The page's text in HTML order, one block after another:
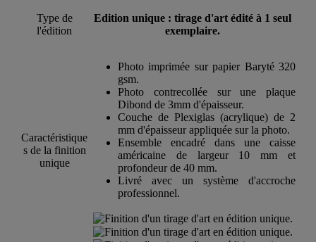
Type de
l'édition
Edition unique : tirage d'art édité à 1 seul
exemplaire.
Caractéristique
s de la finition
unique
Photo imprimée sur papier Baryté 320
gsm.
Photo contrecollée sur une plaque
Dibond de 3mm d'épaisseur.
Couche de Plexiglas (acrylique) de 2
mm d'épaisseur appliquée sur la photo.
Ensemble encadré dans une caisse
américaine de largeur 10 mm et
profondeur de 40 mm.
Livré avec un système d'accroche
professionnel.